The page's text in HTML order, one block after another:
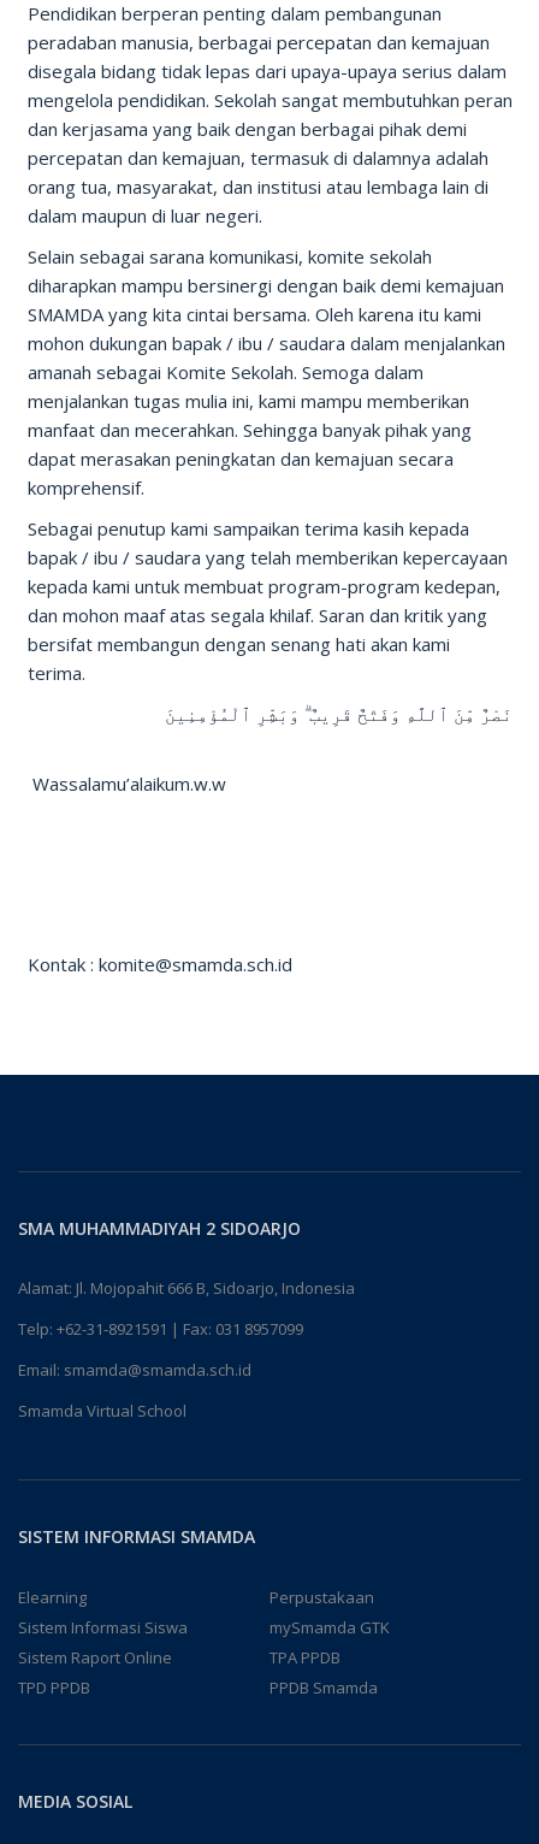
Pendidikan berperan penting dalam pembangunan
peradaban manusia, berbagai percepatan dan kemajuan
disegala bidang tidak lepas dari upaya-upaya serius dalam
mengelola pendidikan. Sekolah sangat membutuhkan peran
dan kerjasama yang baik dengan berbagai pihak demi
percepatan dan kemajuan, termasuk di dalamnya adalah
orang tua, masyarakat, dan institusi atau lembaga lain di
dalam maupun di luar negeri.
Selain sebagai sarana komunikasi, komite sekolah
diharapkan mampu bersinergi dengan baik demi kemajuan
SMAMDA yang kita cintai bersama. Oleh karena itu kami
mohon dukungan bapak / ibu / saudara dalam menjalankan
amanah sebagai Komite Sekolah. Semoga dalam
menjalankan tugas mulia ini, kami mampu memberikan
manfaat dan mecerahkan. Sehingga banyak pihak yang
dapat merasakan peningkatan dan kemajuan secara
komprehensif.
Sebagai penutup kami sampaikan terima kasih kepada
bapak / ibu / saudara yang telah memberikan kepercayaan
kepada kami untuk membuat program-program kedepan,
dan mohon maaf atas segala khilaf. Saran dan kritik yang
bersifat membangun dengan senang hati akan kami
terima.
نَصْرٌ مِّنَ ٱللَّهِ وَفَتْحٌ قَرِيبٌ ۗ وَبَشِّرِ ٱلْمُؤْمِنِينَ
Wassalamu’alaikum.w.w
Kontak : komite@smamda.sch.id
SMA MUHAMMADIYAH 2 SIDOARJO
Alamat: Jl. Mojopahit 666 B, Sidoarjo, Indonesia
Telp: +62-31-8921591 | Fax: 031 8957099
Email: smamda@smamda.sch.id
Smamda Virtual School
SISTEM INFORMASI SMAMDA
Elearning
Perpustakaan
Sistem Informasi Siswa
mySmamda GTK
Sistem Raport Online
TPA PPDB
TPD PPDB
PPDB Smamda
MEDIA SOSIAL